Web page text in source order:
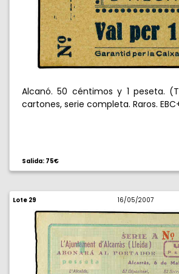
Alcanó. 50 céntimos y 1 peseta.
cartones, serie completa. Raros.
Salida: 75€
Lote 29 16/05/2007